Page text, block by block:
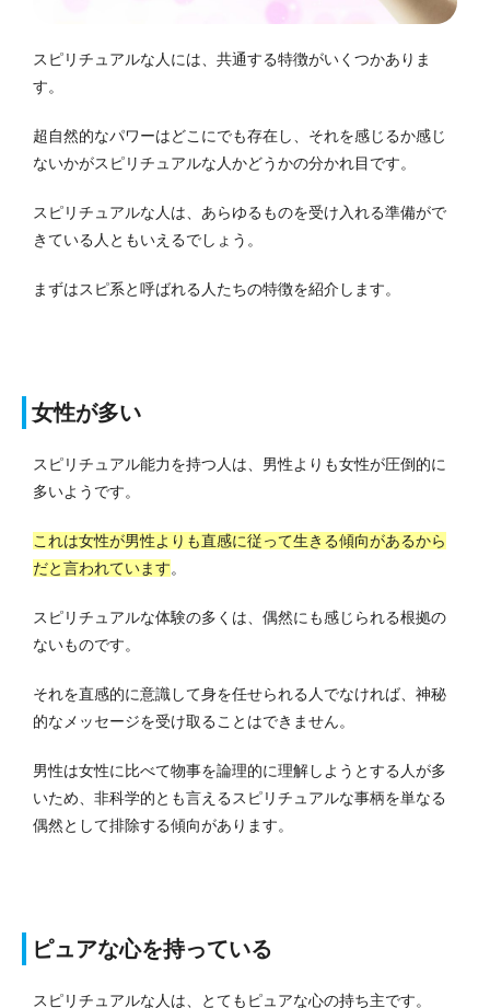
スピリチュアルな人には、共通する特徴がいくつかありま
す。
超自然的なパワーはどこにでも存在し、それを感じるか感じ
ないかがスピリチュアルな人かどうかの分かれ目です。
スピリチュアルな人は、あらゆるものを受け入れる準備がで
きている人ともいえるでしょう。
まずはスピ系と呼ばれる人たちの特徴を紹介します。
女性が多い
スピリチュアル能力を持つ人は、男性よりも女性が圧倒的に
多いようです。
これは女性が男性よりも直感に従って生きる傾向があるから
だと言われています。
スピリチュアルな体験の多くは、偶然にも感じられる根拠の
ないものです。
それを直感的に意識して身を任せられる人でなければ、神秘
的なメッセージを受け取ることはできません。
男性は女性に比べて物事を論理的に理解しようとする人が多
いため、非科学的とも言えるスピリチュアルな事柄を単なる
偶然として排除する傾向があります。
ピュアな心を持っている
スピリチュアルな人は、とてもピュアな心の持ち主です。